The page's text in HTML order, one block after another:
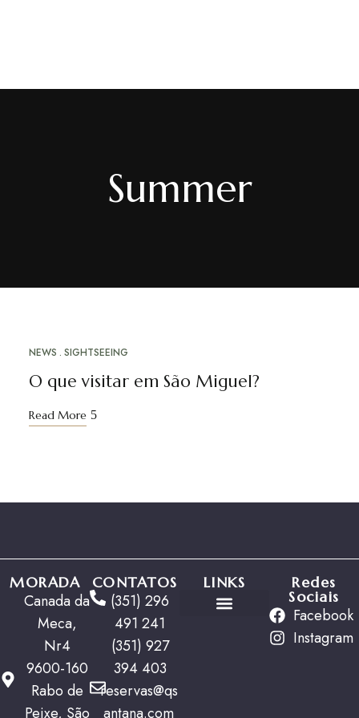
Summer
MAI
NEWS SIGHTSEEING
O que visitar em São Miguel?
Read More
MORADA
Canada da
Meca,
Nr4
9600-160
Rabo de
Peixe, São
CONTATOS
(351) 296
491 241
(351) 927
394 403
reservas@qs
antana.com
LINKS Redes
Sociais
Facebook
Instagram